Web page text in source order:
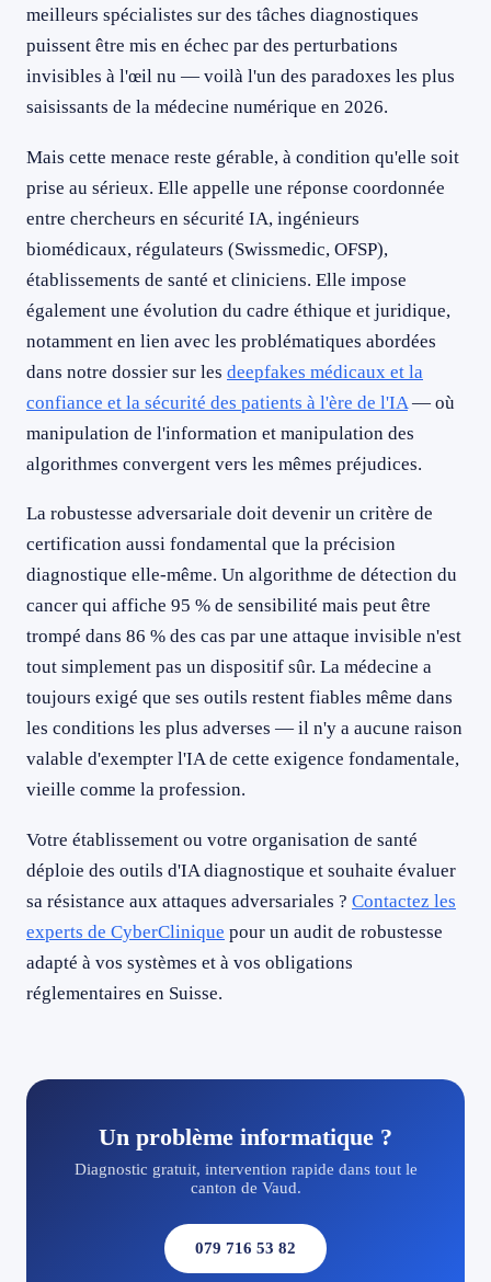
meilleurs spécialistes sur des tâches diagnostiques
puissent être mis en échec par des perturbations
invisibles à l'œil nu — voilà l'un des paradoxes les plus
saisissants de la médecine numérique en 2026.
Mais cette menace reste gérable, à condition qu'elle soit
prise au sérieux. Elle appelle une réponse coordonnée
entre chercheurs en sécurité IA, ingénieurs
biomédicaux, régulateurs (Swissmedic, OFSP),
établissements de santé et cliniciens. Elle impose
également une évolution du cadre éthique et juridique,
notamment en lien avec les problématiques abordées
dans notre dossier sur les deepfakes médicaux et la
confiance et la sécurité des patients à l'ère de l'IA — où
manipulation de l'information et manipulation des
algorithmes convergent vers les mêmes préjudices.
La robustesse adversariale doit devenir un critère de
certification aussi fondamental que la précision
diagnostique elle-même. Un algorithme de détection du
cancer qui affiche 95 % de sensibilité mais peut être
trompé dans 86 % des cas par une attaque invisible n'est
tout simplement pas un dispositif sûr. La médecine a
toujours exigé que ses outils restent fiables même dans
les conditions les plus adverses — il n'y a aucune raison
valable d'exempter l'IA de cette exigence fondamentale,
vieille comme la profession.
Votre établissement ou votre organisation de santé
déploie des outils d'IA diagnostique et souhaite évaluer
sa résistance aux attaques adversariales ? Contactez les
experts de CyberClinique pour un audit de robustesse
adapté à vos systèmes et à vos obligations
réglementaires en Suisse.
Un problème informatique ?
Diagnostic gratuit, intervention rapide dans tout le
canton de Vaud.
079 716 53 82